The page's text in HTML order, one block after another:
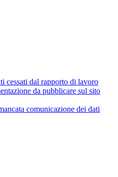
cessati dal rapporto di lavoro
da pubblicare sul sito
comunicazione dei dati